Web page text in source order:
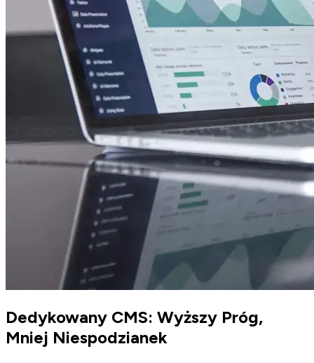
Dedykowany CMS: Wyższy Próg,
Mniej Niespodzianek